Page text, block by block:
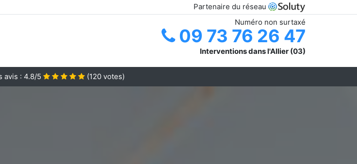
Partenaire du réseau
Numéro non surtaxé
09 73 76 26 47
Interventions dans l'Allier (03)
avis : 4.8/5 (120 votes)